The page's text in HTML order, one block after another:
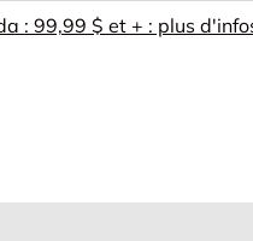
: 99,99 $ et + : plus